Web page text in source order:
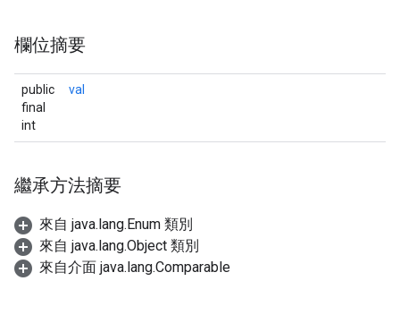
欄位摘要
public
final
int
val
繼承方法摘要
來自 java.lang.Enum 類別
來自 java.lang.Object 類別
來自介面 java.lang.Comparable